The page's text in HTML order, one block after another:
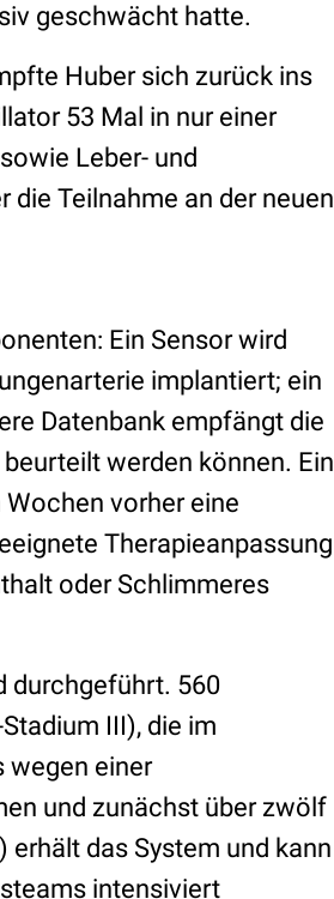
geschwächt hatte.
Huber sich zurück ins
53 Mal in nur einer
Leber- und
die Teilnahme an der neuen
Ein Sensor wird
implantiert; ein
Datenbank empfängt die
werden können. Ein
vorher eine
Therapieanpassung
oder Schlimmeres
durchgeführt. 560
III), die im
wegen einer
und zunächst über zwölf
das System und kann
intensiviert